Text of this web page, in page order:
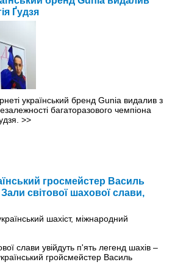
Ґудзя
український бренд Gunia видалив з
багаторазового чемпіона
>>
гросмейстер Василь
Зали світової шахової слави,
слави увійдуть п'ять легенд шахів –
гройсмейстер Василь